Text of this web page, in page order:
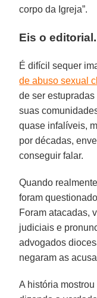
corpo da Igreja”.
Eis o editorial.
É difícil sequer
de abuso sexual
de ser
suas
quase infalíveis,
por décadas,
conseguir falar.
Quando
foram
Foram atacadas,
judiciais e
advogados
negaram as
A história